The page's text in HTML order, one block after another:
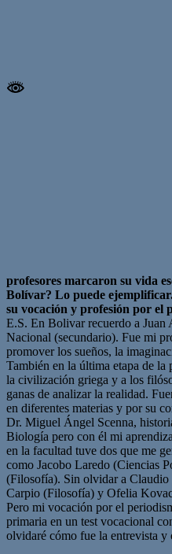
profesores marcaron su vida
Bolívar? Lo puede
su vocación y profesión por el
E.S. En Bolivar recuerdo a
Nacional (secundario). Fue mi
promover los sueños, la
También en la última etapa de
la civilización griega y a los
ganas de analizar la realidad.
en diferentes materias y por su
Dr. Miguel Ángel Scenna,
Biología pero con él mi
en la facultad tuve dos que me
como Jacobo Laredo (Ciencias
(Filosofía). Sin olvidar a
Carpio (Filosofía) y Ofelia
Pero mi vocación por el
primaria en un test vocacional
olvidaré cómo fue la entrevista y